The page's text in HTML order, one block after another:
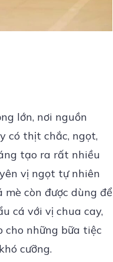
lớn, nơi nguồn
có thịt chắc, ngọt,
tạo ra rất nhiều
vị ngọt tự nhiên
còn được dùng để
cá với vị chua cay,
cho những bữa tiệc
cưỡng.